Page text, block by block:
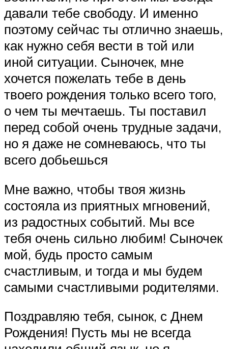
давали тебе свободу. И именно
поэтому сейчас ты отлично знаешь,
как нужно себя вести в той или
иной ситуации. Сыночек, мне
хочется пожелать тебе в день
твоего рождения только всего того,
о чем ты мечтаешь. Ты поставил
перед собой очень трудные задачи,
но я даже не сомневаюсь, что ты
всего добьешься
Мне важно, чтобы твоя жизнь
состояла из приятных мгновений,
из радостных событий. Мы все
тебя очень сильно любим! Сыночек
мой, будь просто самым
счастливым, и тогда и мы будем
самыми счастливыми родителями.
Поздравляю тебя, сынок, с Днем
Рождения! Пусть мы не всегда